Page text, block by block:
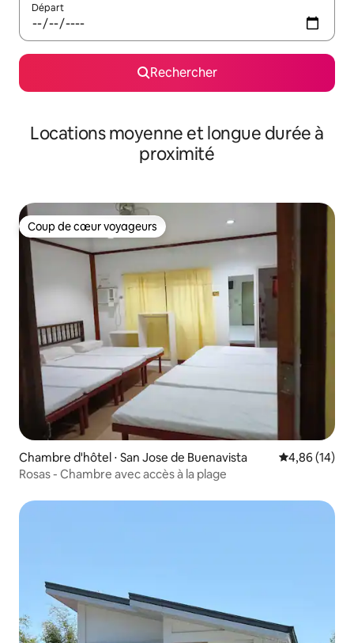
Départ
Rechercher
Locations moyenne et longue durée à
proximité
Coup de cœur voyageurs
Coup de cœur voyageurs
Chambre d'hôtel ⋅ San Jose de Buenavista Évaluation
4,86 (14)
Rosas - Chambre avec accès à la plage